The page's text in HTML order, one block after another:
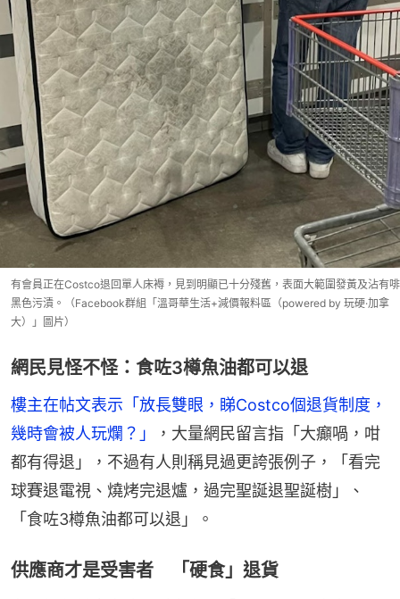
有會員正在Costco退回單人床褥，見到明顯已十分殘舊，表面大範圍發黃及沾有啡
黑色污漬。（Facebook群組「溫哥華生活+減價報料區（powered by 玩硬·加拿
大）」圖片）
網民見怪不怪：食咗3樽魚油都可以退
樓主在帖文表示「放長雙眼，睇Costco個退貨制度，
幾時會被人玩爛？」
，大量網民留言指「大癲喎，咁
都有得退」，不過有人則稱見過更誇張例子，「看完
球賽退電視、燒烤完退爐，過完聖誕退聖誕樹」、
「食咗3樽魚油都可以退」。
供應商才是受害者 「硬食」退貨